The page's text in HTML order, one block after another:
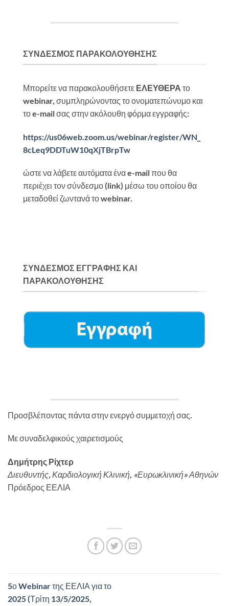
ΣΎΝΔΕΣΜΟΣ ΠΑΡΑΚΟΛΟΎΘΗΣΗΣ
Μπορείτε να παρακολουθήσετε ΕΛΕΥΘΕΡΑ το
webinar, συμπληρώνοντας το ονοματεπώνυμο και
το e-mail σας στην ακόλουθη φόρμα εγγραφής:
https://us06web.zoom.us/webinar/register/WN_
8cLeq9DDTuW10qXjTBrpTw
ώστε να λάβετε αυτόματα ένα e-mail που θα
περιέχει τον σύνδεσμο (link) μέσω του οποίου θα
μεταδοθεί ζωντανά το webinar.
ΣΎΝΔΕΣΜΟΣ ΕΓΓΡΑΦΉΣ ΚΑΙ
ΠΑΡΑΚΟΛΟΎΘΗΣΗΣ
Προσβλέποντας πάντα στην ενεργό συμμετοχή σας.
Με συναδελφικούς χαιρετισμούς
Δημήτρης Ρίχτερ
Διευθυντής, Καρδιολογική Κλινική, «Ευρωκλινική» Αθηνών
Πρόεδρος ΕΕΛΙΑ
5ο Webinar της ΕΕΛΙΑ για το
2025 (Τρίτη 13/5/2025,